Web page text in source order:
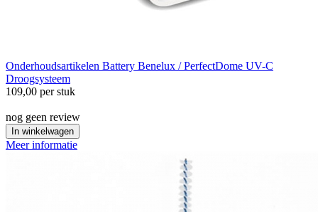
Onderhoudsartikelen Battery Benelux / PerfectDome UV-C
Droogsysteem
109,00 per stuk
nog geen review
In winkelwagen
Meer informatie